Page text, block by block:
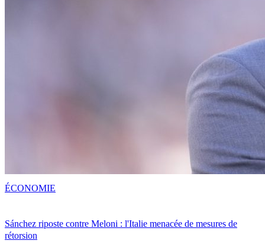
Sánchez riposte contre Meloni : l'Italie menacée de mesures de
rétorsion
ÉCONOMIE